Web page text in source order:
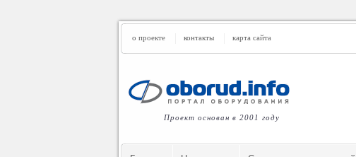
о проекте контакты карта сайта
Проект основан в 2001 году